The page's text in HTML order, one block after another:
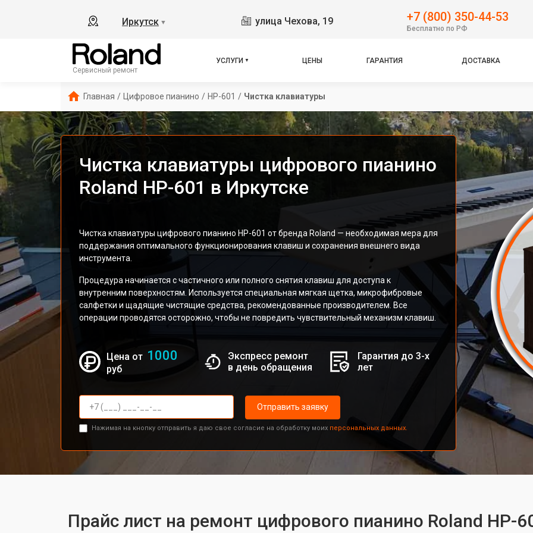
Иркутск ▼ улица Чехова, 19 +7 (800) 350-44-53
Бесплатно по РФ
Сервисный ремонт
УСЛУГИ ЦЕНЫ ГАРАНТИЯ ДОСТАВКА
Главная / Цифровое пианино / HP-601 / Чистка клавиатуры
Чистка клавиатуры цифрового пианино
Roland HP-601 в Иркутске
Чистка клавиатуры цифрового пианино HP-601 от бренда Roland — необходимая мера для
поддержания оптимального функционирования клавиш и сохранения внешнего вида
инструмента.
Процедура начинается с частичного или полного снятия клавиш для доступа к
внутренним поверхностям. Используется специальная мягкая щетка, микрофибровые
салфетки и щадящие чистящие средства, рекомендованные производителем. Все
операции проводятся осторожно, чтобы не повредить чувствительный механизм клавиш.
Цена от 1000
руб
Экспресс ремонт
в день обращения
Гарантия до 3-х
лет
Отправить заявку
Нажимая на кнопку отправить я даю свое согласие на обработку моих персональных данных.
Прайс лист на ремонт цифрового пианино Roland HP-